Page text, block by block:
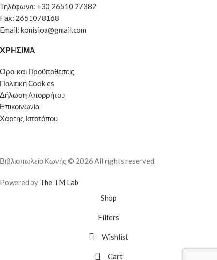
Τηλέφωνο: +30 26510 27382
Fax: 2651078168
Email: konisioa@gmail.com
ΧΡΗΣΙΜΑ
Όροι και Προϋποθέσεις
Πολιτική Cookies
Δήλωση Απορρήτου
Επικοινωνία
Χάρτης Ιστοτόπου
Βιβλιοπωλείο Κωνής © 2026 All rights reserved.
Powered by The TM Lab
Shop
Filters
Wishlist
Cart